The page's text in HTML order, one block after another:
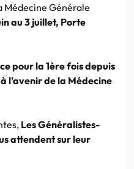
Médecine Générale
au 3 juillet, Porte
pour la 1ère fois depuis
l’avenir de la Médecine
Les Généralistes-
attendent sur leur